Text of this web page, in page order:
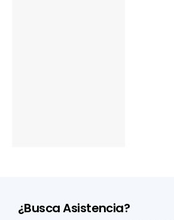
¿Busca Asistencia?